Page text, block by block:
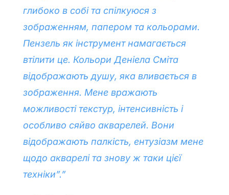
Знайти роздрібного продавця
Зв'яжіться з нами
Підписатися
глибоко в собі та спілкуюся з
зображенням, папером та кольорами.
Пензель як інструмент намагається
втілити це. Кольори Деніела Сміта
відображають душу, яка вливається в
зображення. Мене вражають
можливості текстур, інтенсивність і
особливо сяйво акварелей. Вони
відображають палкість, ентузіазм мене
щодо акварелі та знову ж таки цієї
техніки”.”